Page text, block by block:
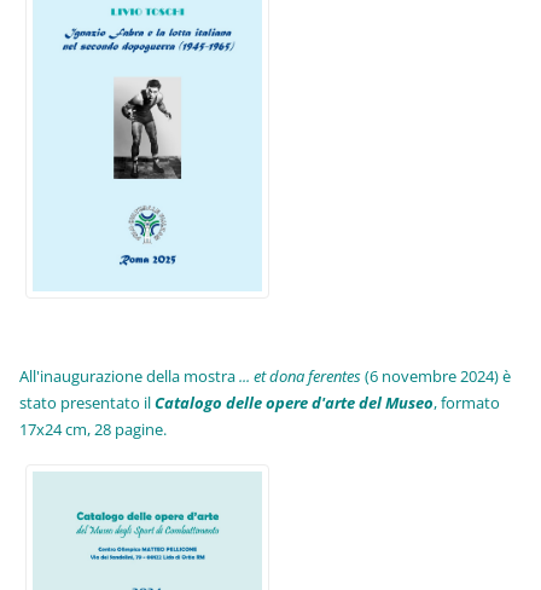
All'inaugurazione della mostra... et dona ferentes(6 novembre 2024) è
stato presentato ilCatalogo delle opere d'arte del Museo, formato
17x24 cm, 28 pagine.